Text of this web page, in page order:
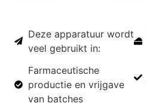
Deze apparatuur wordt
veel gebruikt in:
Farmaceutische
productie en vrijgave
van batches